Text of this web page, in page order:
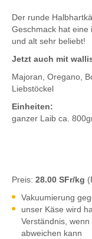
Der runde
Geschmack hat eine
und alt sehr beliebt!
Jetzt auch mit
Majoran, Oregano,
Liebstöckel
Einheiten:
ganzer Laib ca.
Preis: 28.00 SFr/kg
Vakuumierung
unser Käse wird
Verständnis,
abweichen kann